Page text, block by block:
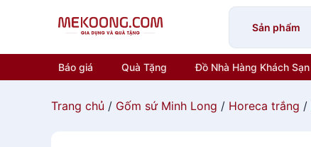
Sản phẩm
Báo giá Quà Tặng Đồ Nhà Hàng Khách Sạn
Trang chủ / Gốm sứ Minh Long / Horeca trắng /